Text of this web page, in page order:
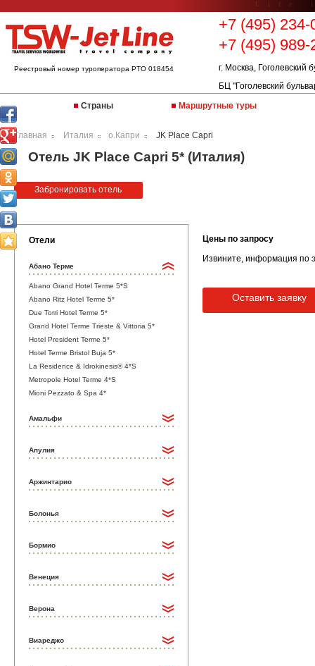
Life
Реестровый номер туроператора РТО 018454
+7 (495) 234-
+7 (495) 989-
г. Москва, Гоголевский
БЦ "Гоголевский
Страны
Маршрутные туры
Главная :: Италия :: о.Капри :: JK Place Capri
Отель JK Place Capri 5* (Италия)
Забронировать отель
Отели
Абано Терме
Abano Grand Hotel Terme 5*S
Abano Ritz Hotel Terme 5*
Due Torri Hotel Terme 5*
Grand Hotel Terme Trieste & Vittoria 5*
Hotel President Terme 5*
Hotel Terme Bristol Buja 5*
La Residence & Idrokinesis® 4*S
Metropole Hotel Terme 4*S
Mioni Pezzato & Spa 4*
Амальфи
Апулия
Аржинтарио
Болонья
Бормио
Венеция
Верона
Виареджо
Цены по запросу
Извините, информация по
Оставить заявку